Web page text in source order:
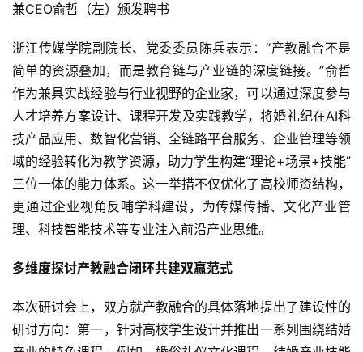
兼CEO俞哲（左）颁发聘书
浙江传媒学院副院长、党委委员陈兵表示：“产教融合不是
简单的资源叠加，而是教育链与产业链的深度链接。”俞哲
作为兼具实战经验与行业视野的企业家，可以通过深度参与
人才培养方案设计、课程开发及实践教学，将婚礼纪在AI科
技产品应用、数智化营销、全链路平台服务、企业管理等领
域的经验转化为教学资源，助力学生构建“理论+场景+技能”
三位一体的能力体系。这一举措不仅优化了高校师资结构，
更通过企业视角反哺学科建设，为传媒传播、文化产业管
理、科技智能技术等专业注入前沿产业思维。
多维度探讨产教融合闭环共建双赢范式
本次研讨会上，双方就产教融合的具体落地提出了建设性的
研讨方向：第一，针对高校学生设计并推出一系列围绕结婚